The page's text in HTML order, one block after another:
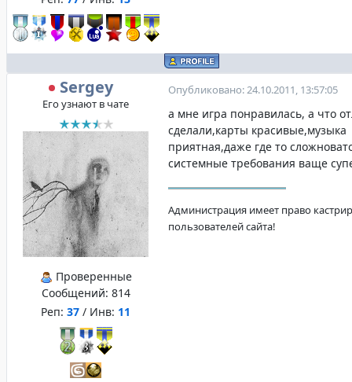
Sergey
Его узнают в чате
Проверенные
Сообщений: 814
Реп: 37 / Инв: 11
Опубликовано: 24.10.2011, 13:57:05
а мне игра понравилась, а что
сделали,карты красивые,музыка
приятная,даже где то
системные требования ваще
Администрация имеет право
пользователей сайта!